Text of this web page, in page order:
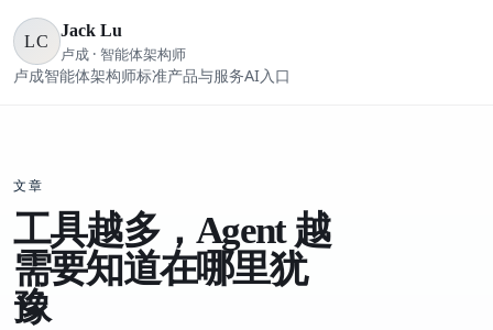
LC
Jack Lu
卢成 · 智能体架构师
卢成智能体架构师标准产品与服务AI入口
文章
工具越多，Agent 越
需要知道在哪里犹
豫